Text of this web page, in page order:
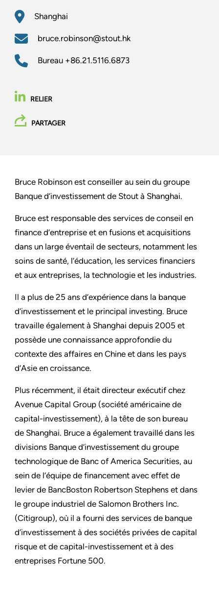
Shanghai
bruce.robinson@stout.hk
Bureau +86.21.5116.6873
RELIER
PARTAGER
Bruce Robinson est conseiller au sein du groupe
Banque d’investissement de Stout à Shanghai.
Bruce est responsable des services de conseil en
finance d’entreprise et en fusions et acquisitions
dans un large éventail de secteurs, notamment les
soins de santé, l’éducation, les services financiers
et aux entreprises, la technologie et les industries.
Il a plus de 25 ans d’expérience dans la banque
d’investissement et le principal investing. Bruce
travaille également à Shanghai depuis 2005 et
possède une connaissance approfondie du
contexte des affaires en Chine et dans les pays
d’Asie en croissance.
Plus récemment, il était directeur exécutif chez
Avenue Capital Group (société américaine de
capital-investissement), à la tête de son bureau
de Shanghai. Bruce a également travaillé dans les
divisions Banque d’investissement du groupe
technologique de Banc of America Securities, au
sein de l’équipe de financement avec effet de
levier de BancBoston Robertson Stephens et dans
le groupe industriel de Salomon Brothers Inc.
(Citigroup), où il a fourni des services de banque
d’investissement à des sociétés privées de capital
risque et de capital-investissement et à des
entreprises Fortune 500.